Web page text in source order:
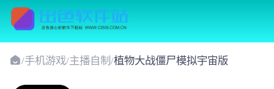
/手机游戏/主播自制 /植物大战僵尸模拟宇宙版